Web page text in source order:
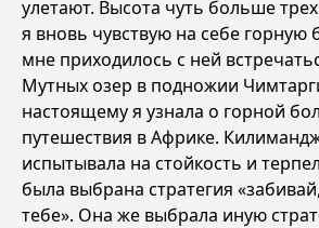
улетают. Высота чуть больше
я вновь чувствую на себе горную
мне приходилось с ней
Мутных озер в подножии
настоящему я узнала о горной
путешествия в Африке.
испытывала на стойкость и
была выбрана стратегия
тебе». Она же выбрала иную